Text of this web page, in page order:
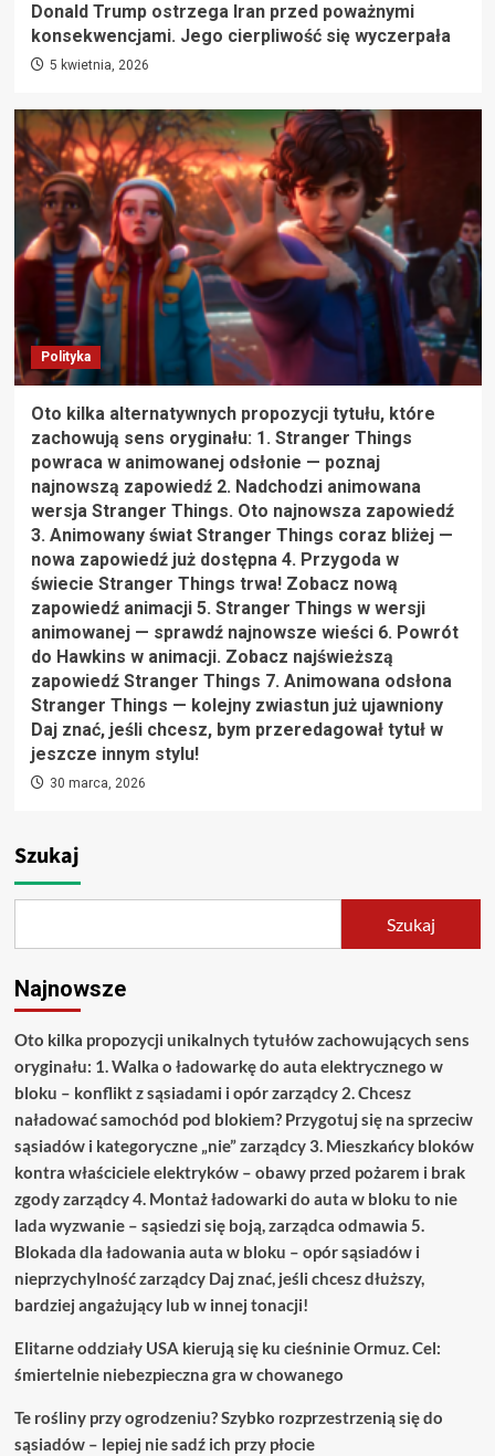
Donald Trump ostrzega Iran przed poważnymi
konsekwencjami. Jego cierpliwość się wyczerpała
5 kwietnia, 2026
Polityka
Oto kilka alternatywnych propozycji tytułu, które
zachowują sens oryginału: 1. Stranger Things
powraca w animowanej odsłonie — poznaj
najnowszą zapowiedź 2. Nadchodzi animowana
wersja Stranger Things. Oto najnowsza zapowiedź
3. Animowany świat Stranger Things coraz bliżej —
nowa zapowiedź już dostępna 4. Przygoda w
świecie Stranger Things trwa! Zobacz nową
zapowiedź animacji 5. Stranger Things w wersji
animowanej — sprawdź najnowsze wieści 6. Powrót
do Hawkins w animacji. Zobacz najświeższą
zapowiedź Stranger Things 7. Animowana odsłona
Stranger Things — kolejny zwiastun już ujawniony
Daj znać, jeśli chcesz, bym przeredagował tytuł w
jeszcze innym stylu!
30 marca, 2026
Szukaj
Szukaj
Najnowsze
Oto kilka propozycji unikalnych tytułów zachowujących sens
oryginału: 1. Walka o ładowarkę do auta elektrycznego w
bloku – konflikt z sąsiadami i opór zarządcy 2. Chcesz
naładować samochód pod blokiem? Przygotuj się na sprzeciw
sąsiadów i kategoryczne „nie” zarządcy 3. Mieszkańcy bloków
kontra właściciele elektryków – obawy przed pożarem i brak
zgody zarządcy 4. Montaż ładowarki do auta w bloku to nie
lada wyzwanie – sąsiedzi się boją, zarządca odmawia 5.
Blokada dla ładowania auta w bloku – opór sąsiadów i
nieprzychylność zarządcy Daj znać, jeśli chcesz dłuższy,
bardziej angażujący lub w innej tonacji!
Elitarne oddziały USA kierują się ku cieśninie Ormuz. Cel:
śmiertelnie niebezpieczna gra w chowanego
Te rośliny przy ogrodzeniu? Szybko rozprzestrzenią się do
sąsiadów – lepiej nie sadź ich przy płocie